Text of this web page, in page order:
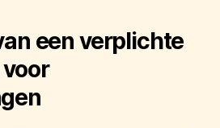
een verplichte